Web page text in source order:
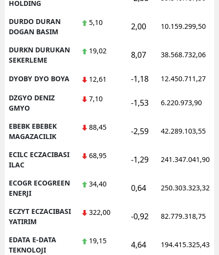
HOLDING
DURDO DURAN
DOGAN BASIM
5,10 2,00 10.159.299,50
DURKN DURUKAN
SEKERLEME
19,02 8,07 38.568.732,06
DYOBY DYO BOYA 12,61 -1,18 12.450.711,27
DZGYO DENIZ
GMYO
7,10 -1,53 6.220.973,90
EBEBK EBEBEK
MAGAZACILIK
88,45 -2,59 42.289.103,55
ECILC ECZACIBASI
ILAC
68,95 -1,29 241.347.041,90
ECOGR ECOGREEN
ENERJI
34,40 0,64 250.303.323,32
ECZYT ECZACIBASI
YATIRIM
322,00 -0,92 82.779.318,75
EDATA E-DATA
TEKNOLOJI
19,15 4,64 194.415.325,43